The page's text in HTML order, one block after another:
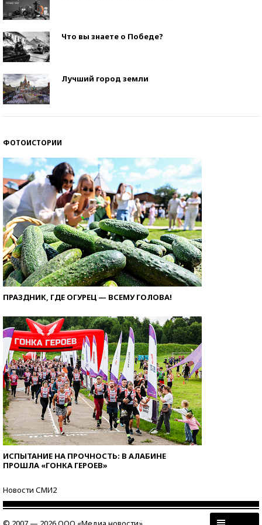
Что вы знаете о Победе?
Лучший город земли
ФОТОИСТОРИИ
ПРАЗДНИК, ГДЕ ОГУРЕЦ — ВСЕМУ ГОЛОВА!
ИСПЫТАНИЕ НА ПРОЧНОСТЬ: В АЛАБИНЕ
ПРОШЛА «ГОНКА ГЕРОЕВ»
Новости СМИ2